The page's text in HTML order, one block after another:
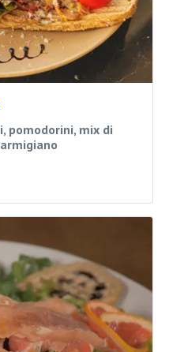
pomodorini, mix di